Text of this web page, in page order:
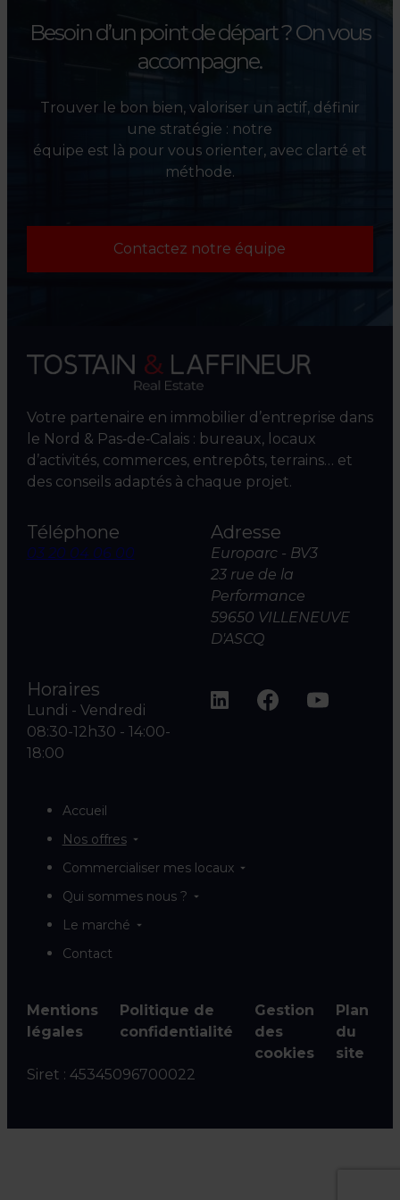
Besoin d’un point de départ ?On vous
accompagne.
Trouver le bon bien, valoriser un actif, définir
une stratégie : notre
équipe est là pour vous orienter, avec clarté et
méthode.
Contactez notre équipe
Votre partenaire en immobilier d’entreprise dans
le Nord & Pas‑de‑Calais : bureaux, locaux
d’activités, commerces, entrepôts, terrains… et
des conseils adaptés à chaque projet.
Téléphone
03 20 04 06 00
Adresse
Europarc - BV3
23 rue de la
Performance
59650 VILLENEUVE
D'ASCQ
Horaires
Lundi - Vendredi
08:30-12h30 - 14:00-
18:00
Accueil
Nos offres
Commercialiser mes locaux
Qui sommes nous ?
Le marché
Contact
Mentions
légales
Politique de
confidentialité
Gestion
des
cookies
Plan
du
site
Siret : 45345096700022